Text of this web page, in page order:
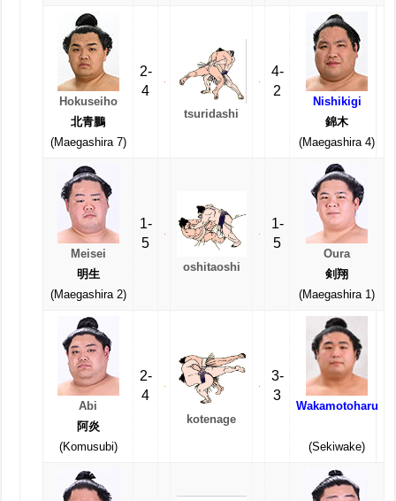
Hokuseiho
北青鵬
(Maegashira 7)
2-
4
tsuridashi
4-
2
Nishikigi
錦木
(Maegashira 4)
Meisei
明生
(Maegashira 2)
1-
5
oshitaoshi
1-
5
Oura
剣翔
(Maegashira 1)
Abi
阿炎
(Komusubi)
2-
4
kotenage
3-
3
Wakamotoharu
(Sekiwake)